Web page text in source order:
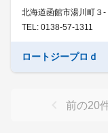
北海道函館市湯川町３-
TEL: 0138-57-1311
ロートジープロｄ
前の20